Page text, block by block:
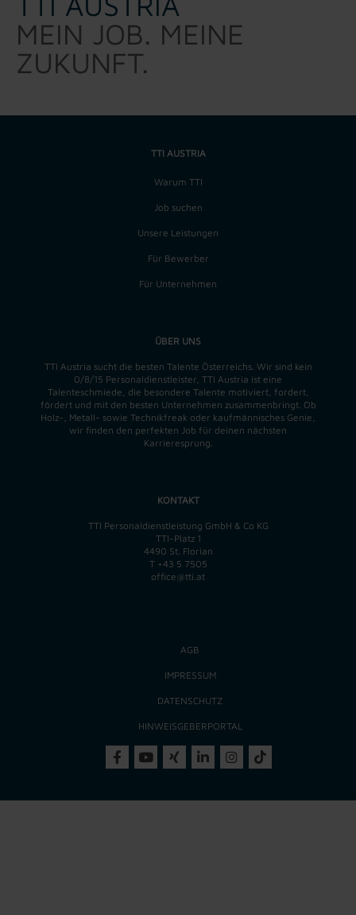
MEIN JOB. MEINE
ZUKUNFT.
TTI AUSTRIA
Warum TTI
Job suchen
Unsere Leistungen
Für Bewerber
Für Unternehmen
ÜBER UNS
TTI Austria sucht die besten Talente Österreichs. Wir sind kein
0/8/15 Personaldienstleister, TTI Austria ist eine
Talenteschmiede, die besondere Talente motiviert, fordert,
fördert und mit den besten Unternehmen zusammenbringt. Ob
Holz-, Metall- sowie Technikfreak oder kaufmännisches Genie,
wir finden den perfekten Job für deinen nächsten
Karrieresprung.
KONTAKT
TTI Personaldienstleistung GmbH & Co KG
TTI-Platz 1
4490 St. Florian
T +43 5 7505
office@tti.at
AGB
IMPRESSUM
DATENSCHUTZ
HINWEISGEBERPORTAL